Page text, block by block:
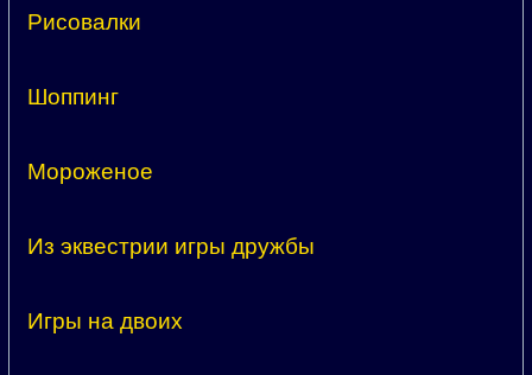
Рисовалки
Шоппинг
Мороженое
Из эквестрии игры дружбы
Игры на двоих